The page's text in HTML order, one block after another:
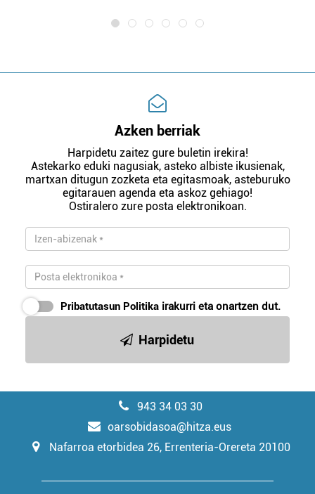
Azken berriak
Harpidetu zaitez gure buletin irekira!
Astekarko eduki nagusiak, asteko albiste ikusienak,
martxan ditugun zozketa eta egitasmoak, asteburuko
egitarauen agenda eta askoz gehiago!
Ostiralero zure posta elektronikoan.
Pribatutasun Politika irakurri eta onartzen dut.
Harpidetu
943 34 03 30
oarsobidasoa@hitza.eus
Nafarroa etorbidea 26, Errenteria-Orereta 20100